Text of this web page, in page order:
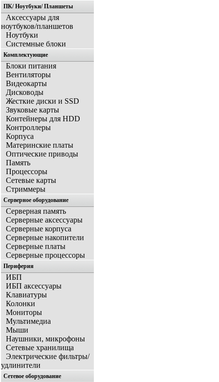
ПК/ Ноутбуки/ Планшеты
Аксессуары для
ноутбуков/планшетов
Ноутбуки
Системные блоки
Комплектующие
Блоки питания
Вентиляторы
Видеокарты
Дисководы
Жесткие диски и SSD
Звуковые карты
Контейнеры для HDD
Контроллеры
Корпуса
Материнские платы
Оптические приводы
Память
Процессоры
Сетевые карты
Стриммеры
Серверное оборудование
Серверная память
Серверные аксессуары
Серверные корпуса
Серверные накопители
Серверные платы
Серверные процессоры
Периферия
ИБП
ИБП аксессуары
Клавиатуры
Колонки
Мониторы
Мультимедиа
Мыши
Наушники, микрофоны
Сетевые хранилища
Электрические фильтры/
удлинители
Сетевое оборудование